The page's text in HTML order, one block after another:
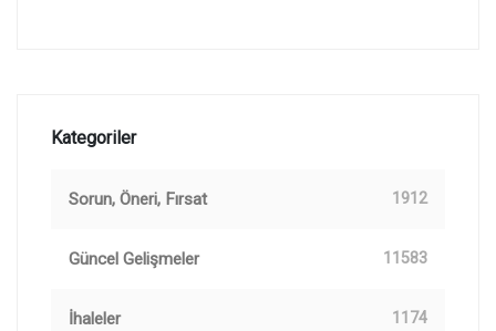
Kategoriler
Sorun, Öneri, Fırsat 1912
Güncel Gelişmeler 11583
İhaleler 1174